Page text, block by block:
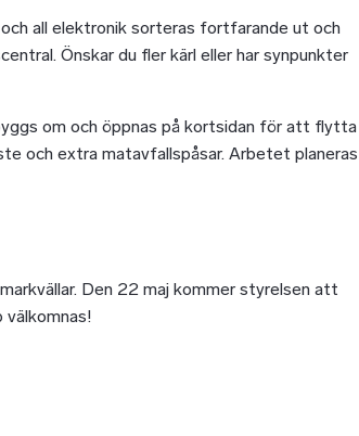
all elektronik sorteras fortfarande ut och
Önskar du fler kärl eller har synpunkter
om och öppnas på kortsidan för att flytta
och extra matavfallspåsar. Arbetet planeras
Den 22 maj kommer styrelsen att